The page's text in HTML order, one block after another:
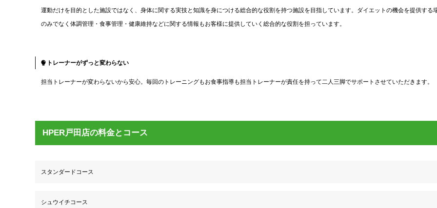
運動だけを目的とした施設ではなく、身体に関する実技と知識を身につける総合的な役割を持つ施設を目指しています。ダイエットの機会を提供する
のみでなく体調管理・食事管理・健康維持などに関する情報もお客様に提供していく総合的な役割を担っています。
トレーナーがずっと変わらない
担当トレーナーが変わらないから安心。毎回のトレーニングもお食事指導も担当トレーナーが責任を持って二人三脚でサポートさせていただきます。
HPER戸田店の料金とコース
スタンダードコース
シュウイチコース